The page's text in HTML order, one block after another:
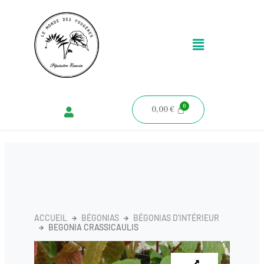
Menu
0,00€
ACCUEIL BÉGONIAS
BÉGONIAS D'INTÉRIEUR
BEGONIA CRASSICAULIS